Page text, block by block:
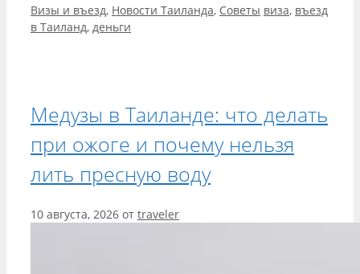
Рубрики
Визы и въезд, Новости Таиланда, Советы Метки
виза, въезд
в Таиланд, деньги
Медузы в Таиланде: что делать
при ожоге и почему нельзя
лить пресную воду
10 августа, 2026 от traveler